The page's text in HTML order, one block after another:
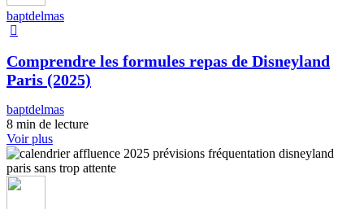
baptdelmas
Comprendre les formules repas de Disneyland
Paris (2025)
baptdelmas
8 min de lecture
Voir plus